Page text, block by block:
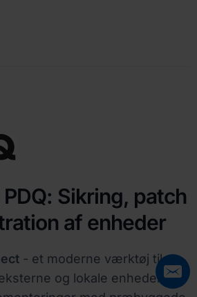
Sikring, patch
af enheder
- et moderne værktøj til
og lokale enheder.